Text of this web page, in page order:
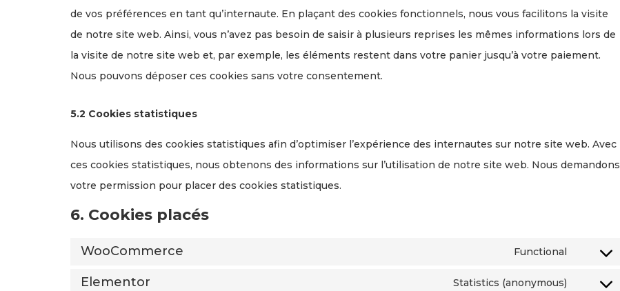
de vos préférences en tant qu’internaute. En plaçant des cookies fonctionnels, nous vous facilitons la visite
de notre site web. Ainsi, vous n’avez pas besoin de saisir à plusieurs reprises les mêmes informations lors de
la visite de notre site web et, par exemple, les éléments restent dans votre panier jusqu’à votre paiement.
Nous pouvons déposer ces cookies sans votre consentement.
5.2 Cookies statistiques
Nous utilisons des cookies statistiques afin d’optimiser l’expérience des internautes sur notre site web. Avec
ces cookies statistiques, nous obtenons des informations sur l’utilisation de notre site web. Nous demandons
votre permission pour placer des cookies statistiques.
6. Cookies placés
WooCommerce Functional
Elementor Statistics (anonymous)